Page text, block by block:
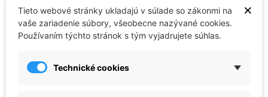
Reference: CO_34-7379 Brand: Dragon Models
29,36 €
×
Tieto webové stránky ukladajú v súlade so zákonmi na
vaše zariadenie súbory, všeobecne nazývané cookies.
Používaním týchto stránok s tým vyjadrujete súhlas.
Technické cookies